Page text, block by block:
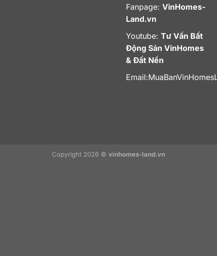
Fanpage: VinHomes-
Land.vn
Youtube: Tư Vấn Bất
Động Sản VinHomes
& Đất Nền
Email:
Copyright 2026 © vinhomes-land.vn